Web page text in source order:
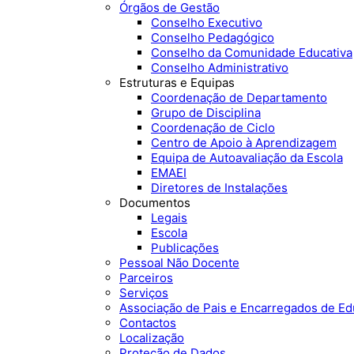
Órgãos de Gestão
Conselho Executivo
Conselho Pedagógico
Conselho da Comunidade Educativa
Conselho Administrativo
Estruturas e Equipas
Coordenação de Departamento
Grupo de Disciplina
Coordenação de Ciclo
Centro de Apoio à Aprendizagem
Equipa de Autoavaliação da Escola
EMAEI
Diretores de Instalações
Documentos
Legais
Escola
Publicações
Pessoal Não Docente
Parceiros
Serviços
Associação de Pais e Encarregados de
Contactos
Localização